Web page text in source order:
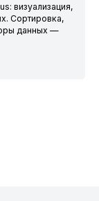
визуализация,
Сортировка,
данных —